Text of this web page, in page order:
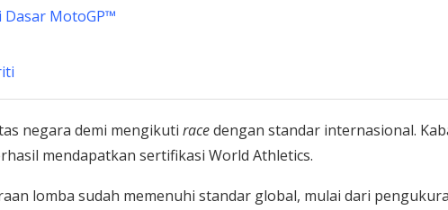
Dasar MotoGP™
negara demi mengikuti racedengan standar internasional.
mendapatkan sertifikasi World Athletics.
lomba sudah memenuhi standar global, mulai dari